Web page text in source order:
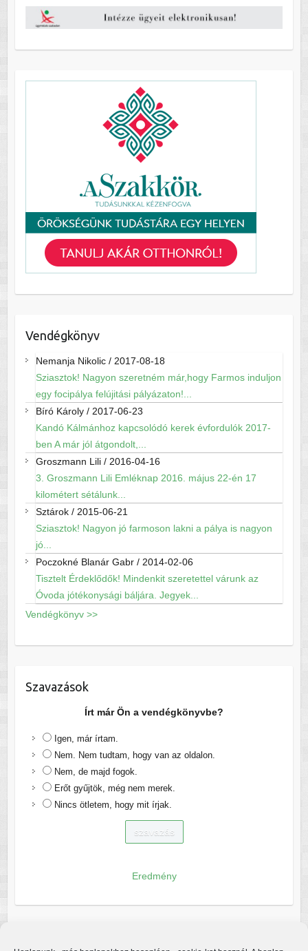
Vendégkönyv
Nemanja Nikolic/ 2017-08-18
Sziasztok! Nagyon szeretném már,hogy Farmos induljon
egy focipálya felújitási pályázaton!...
Bíró Károly/ 2017-06-23
Kandó Kálmánhoz kapcsolódó kerek évfordulók 2017-
ben A már jól átgondolt,...
Groszmann Lili/ 2016-04-16
3. Groszmann Lili Emléknap 2016. május 22-én 17
kilométert sétálunk...
Sztárok/ 2015-06-21
Sziasztok! Nagyon jó farmoson lakni a pálya is nagyon
jó...
Poczokné Blanár Gabr/ 2014-02-06
Tisztelt Érdeklődők! Mindenkit szeretettel várunk az
Óvoda jótékonysági báljára. Jegyek...
Vendégkönyv >>
Szavazások
Írt már Ön a vendégkönyvbe?
Igen, már írtam.
Nem. Nem tudtam, hogy van az oldalon.
Nem, de majd fogok.
Erőt gyűjtök, még nem merek.
Nincs ötletem, hogy mit írjak.
Eredmény